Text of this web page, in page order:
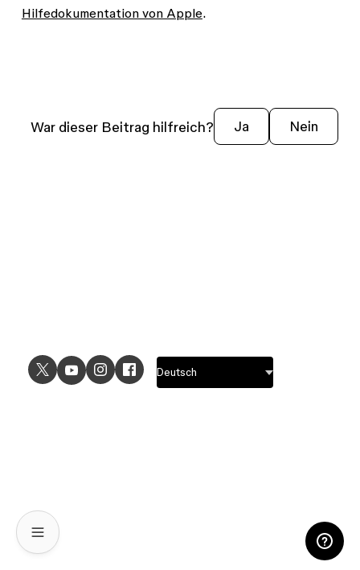
Hilfedokumentation von Apple.
War dieser Beitrag hilfreich? Ja Nein
Prototyping Designsystem-Features